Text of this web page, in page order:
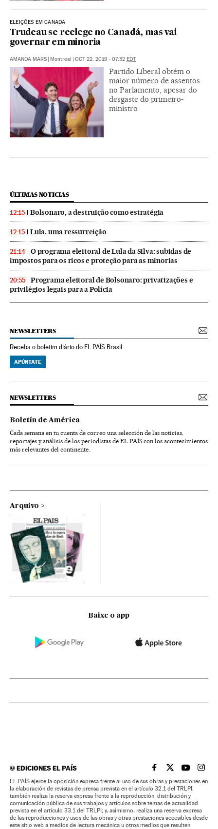
ELEIÇÕES EM CANADA
Trudeau se reelege no Canadá, mas vai
governar em minoria
AMANDA MARS | Montreal | OCT 22, 2019 - 07:32 EDT
Partido Liberal obtém o
maior número de assentos
no Parlamento, apesar do
desgaste do primeiro-
ministro
ÚLTIMAS NOTICIAS
12:15 Bolsonaro, a destruição como estratégia
12:15 Lula, uma ressurreição
21:14
O programa eleitoral de Lula da Silva: subidas de
impostos para os ricos e proteção para as minorias
20:55
Programa eleitoral de Bolsonaro: privatizações e
privilégios legais para a Polícia
NEWSLETTERS
Receba o boletim diário do EL PAÍS Brasil
APÚNTATE
NEWSLETTERS
Boletín de América
Cada semana en tu cuenta de correo una selección de las noticias,
reportajes y análisis de los periodistas de EL PAÍS con los acontecimientos
más relevantes del continente.
Arquivo
Baixe o app
©EDICIONES EL PAÍS EL PAÍS BRASIL EN
EL PAÍSEL PAÍS
EL
EL PAÍS ejerce la oposición expresa frente al uso de sus obras y prestaciones en
la elaboración de revistas de prensa prevista en el artículo 32.1 del TRLPI;
también realiza la reserva expresa frente a la reproducción, distribución y
comunicación pública de sus trabajos y artículos sobre temas de actualidad
prevista en el artículo 33.1 del TRLPI; y, asimismo, realiza una reserva expresa
de las reproducciones y usos de las obras y otras prestaciones accesibles desde
este sitio web a medios de lectura mecánica u otros medios que resulten